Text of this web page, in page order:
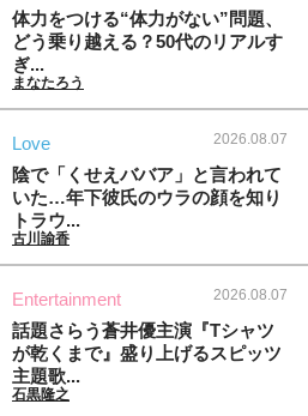
体力をつける“体力がない”問題、
どう乗り越える？50代のリアルす
ぎ...
まなたろう
Love 2026.08.07
陰で「くせえババア」と言われて
いた…年下彼氏のウラの顔を知り
トラウ...
古川諭香
Entertainment 2026.08.07
話題さらう蒼井優主演『Tシャツ
が乾くまで』盛り上げるスピッツ
主題歌...
石黒隆之